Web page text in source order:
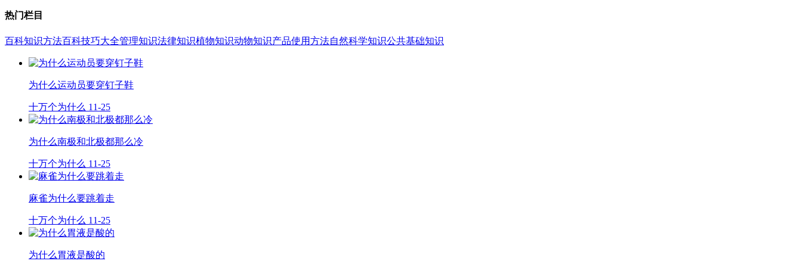
热门栏目
百科知识方法百科技巧大全管理知识法律知识植物知识动物知识产品使用方法自然科学知识公共基础知识
为什么运动员要穿钉子鞋
十万个为什么 11-25
为什么南极和北极都那么冷
十万个为什么 11-25
麻雀为什么要跳着走
十万个为什么 11-25
为什么胃液是酸的